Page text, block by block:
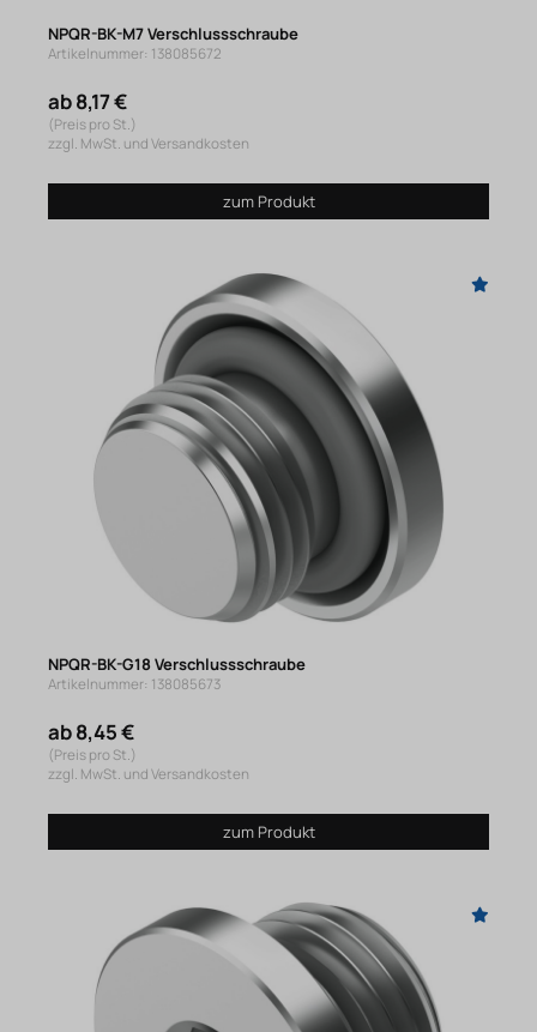
NPQR-BK-M7 Verschlussschraube
Artikelnummer: 138085672
ab 8,17 €
(Preis pro St.)
zzgl. MwSt. und Versandkosten
zum Produkt
NPQR-BK-G18 Verschlussschraube
Artikelnummer: 138085673
ab 8,45 €
(Preis pro St.)
zzgl. MwSt. und Versandkosten
zum Produkt